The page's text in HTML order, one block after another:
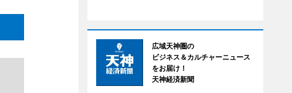
広域天神圏の
ビジネス＆カルチャーニュース
をお届け！
天神経済新聞